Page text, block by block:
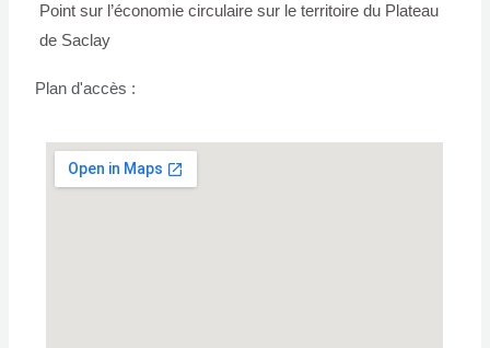
Point sur l’économie circulaire sur le territoire du Plateau
de Saclay
Plan d'accès :